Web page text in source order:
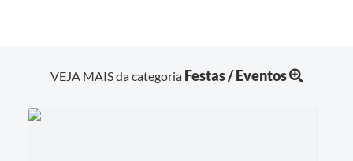
VEJA MAIS da categoria Festas / Eventos